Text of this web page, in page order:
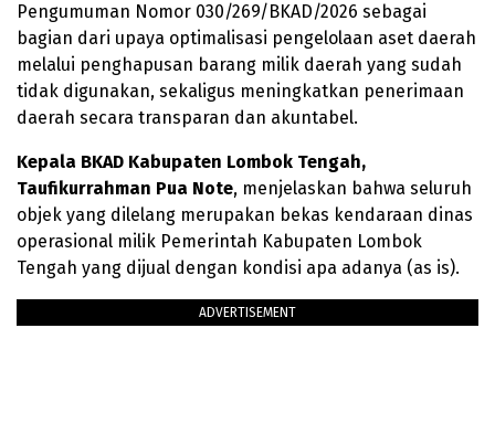
Pengumuman Nomor 030/269/BKAD/2026 sebagai
bagian dari upaya optimalisasi pengelolaan aset daerah
melalui penghapusan barang milik daerah yang sudah
tidak digunakan, sekaligus meningkatkan penerimaan
daerah secara transparan dan akuntabel.
Kepala BKAD Kabupaten Lombok Tengah,
Taufikurrahman Pua Note, menjelaskan bahwa seluruh
objek yang dilelang merupakan bekas kendaraan dinas
operasional milik Pemerintah Kabupaten Lombok
Tengah yang dijual dengan kondisi apa adanya (as is).
ADVERTISEMENT